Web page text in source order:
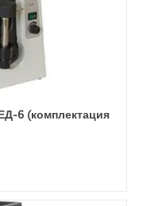
6 (комплектация